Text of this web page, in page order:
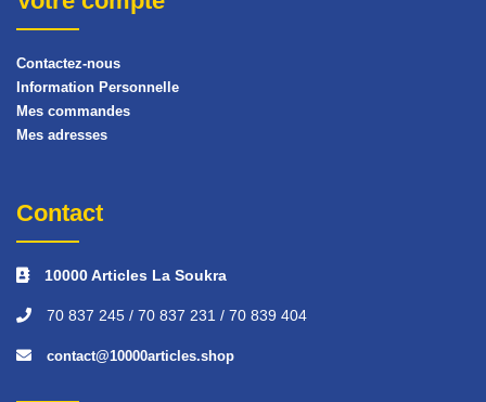
Contactez-nous
Information Personnelle
Mes commandes
Mes adresses
Contact
10000 Articles La Soukra
70 837 245 / 70 837 231 / 70 839 404
contact@10000articles.shop